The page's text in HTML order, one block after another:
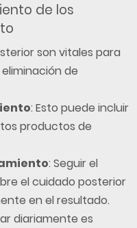
de los
son vitales para
de
: Esto puede incluir
productos de
: Seguir el
el cuidado posterior
en el resultado.
diariamente es